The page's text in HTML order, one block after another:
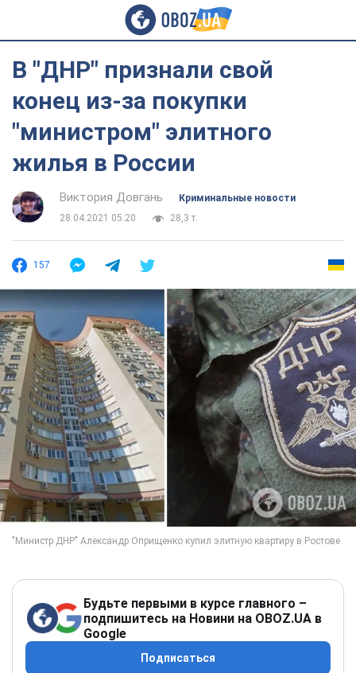
В "ДНР" признали свой
конец из-за покупки
"министром" элитного
жилья в России
Виктория Довгань
Криминальные новости
28.04.2021 05:20
28,3 т.
157
Будьте первыми в курсе главного –
подпишитесь на Новини на OBOZ.UA в
Google
Подписаться